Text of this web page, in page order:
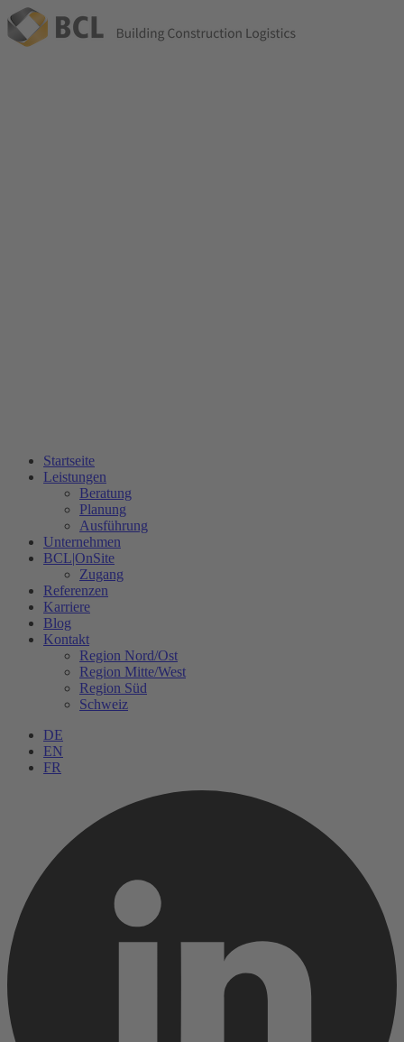
Startseite
Leistungen
Beratung
Planung
Ausführung
Unternehmen
BCL|OnSite
Zugang
Referenzen
Karriere
Blog
Kontakt
Region Nord/Ost
Region Mitte/West
Region Süd
Schweiz
DE
EN
FR